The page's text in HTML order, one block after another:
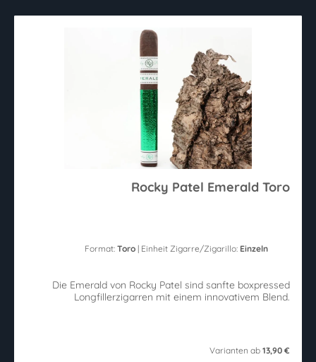
Rocky Patel Emerald Toro
Format:Toro | Einheit Zigarre/Zigarillo: Einzeln
Die Emerald von Rocky Patel sind sanfte boxpressed
Longfillerzigarren mit einem innovativem Blend.
Varianten ab 13,90 €